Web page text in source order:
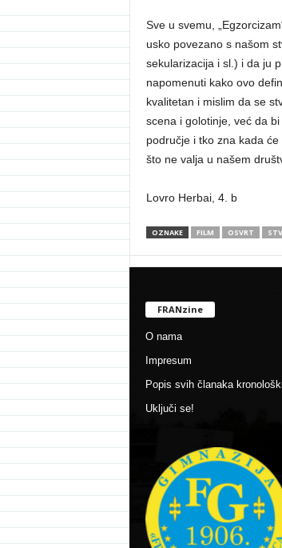
Sve u svemu,
usko povezano s našom
sekularizacija i sl.) i da ju
napomenuti kako ovo
kvalitetan i mislim da se
scena i golotinje, već da
područje i tko zna kada
što ne valja u našem
Lovro Herbai, 4. b
OZNAKE FILM OSVRT
FRANzine
O nama
Impresum
Popis svih članaka kronološki
Uključi se!